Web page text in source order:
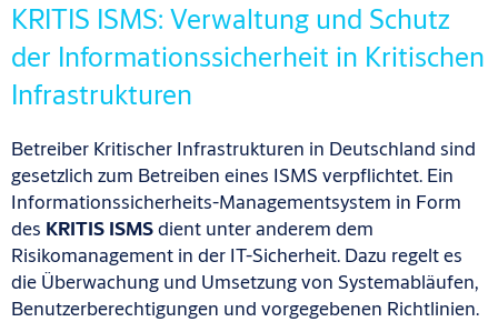
KRITIS ISMS: Verwaltung und Schutz
der Informationssicherheit in Kritischen
Infrastrukturen
Betreiber Kritischer Infrastrukturen in Deutschland sind
gesetzlich zum Betreiben eines ISMS verpflichtet. Ein
Informationssicherheits-Managementsystem in Form
des KRITIS ISMSdient unter anderem dem
Risikomanagement in der IT-Sicherheit. Dazu regelt es
die Überwachung und Umsetzung von Systemabläufen,
Benutzerberechtigungen und vorgegebenen Richtlinien.